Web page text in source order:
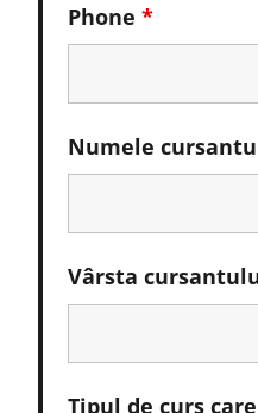
Phone *
Numele
Vârsta
Tipul de curs